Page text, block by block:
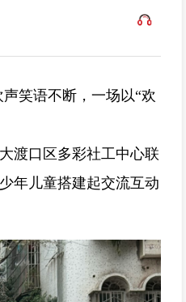
笑语不断，一场以“欢
渡口区多彩社工中心联
年儿童搭建起交流互动